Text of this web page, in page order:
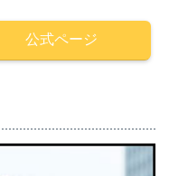
公式ページ